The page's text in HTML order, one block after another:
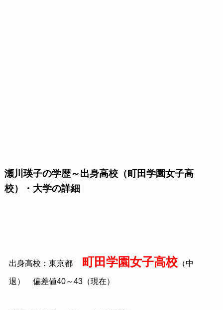
瀬川瑛子の学歴～出身高校（町田学園女子高
校）・大学の詳細
出身高校：東京都 町田学園女子高校（中
退） 偏差値40～43（現在）